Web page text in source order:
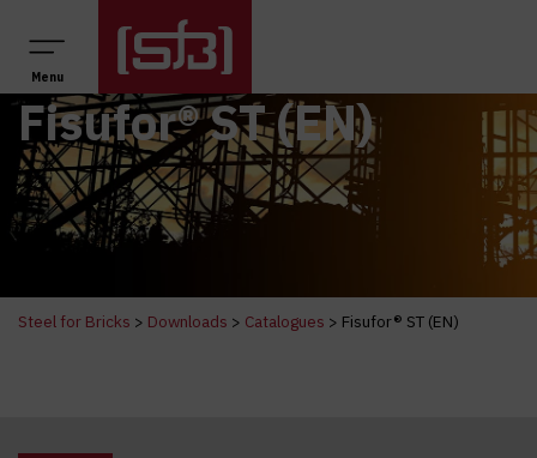
Main Navigation
Menu
Fisufor® ST (EN)
Steel for Bricks > Downloads > Catalogues > Fisufor® ST (EN)